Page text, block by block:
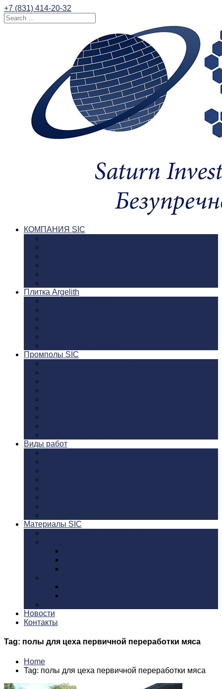
+7 (831) 414-20-32
КОМПАНИЯ SIC
Плитка Argelith
Промполы SIC
Виды работ
Материалы SIC
Новости
Контакты
Tag: полы для цеха первичной переработки мяса
Home
Tag: полы для цеха первичной переработки мяса